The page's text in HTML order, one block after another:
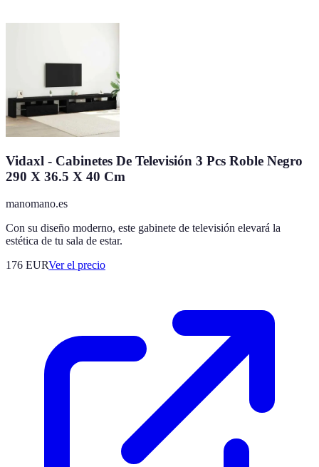
Vidaxl - Cabinetes De Televisión 3 Pcs Roble Negro
290 X 36.5 X 40 Cm
manomano.es
Con su diseño moderno, este gabinete de televisión elevará la
estética de tu sala de estar.
176 EURVer el precio